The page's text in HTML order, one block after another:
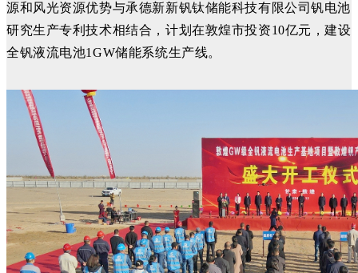
源和风光资源优势与承德新新钒钛储能科技有限公司钒电池
研究生产专利技术相结合，计划在敦煌市投资10亿元，建设
全钒液流电池1GW储能系统生产线。